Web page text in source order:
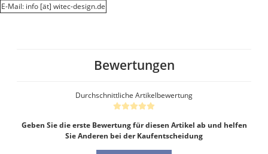
E-Mail: info [ät] witec-design.de
Bewertungen
Durchschnittliche Artikelbewertung
Geben Sie die erste Bewertung für diesen Artikel ab und helfen
Sie Anderen bei der Kaufentscheidung